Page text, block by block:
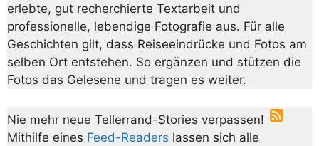
erlebte, gut recherchierte Textarbeit und
professionelle, lebendige Fotografie aus. Für alle
Geschichten gilt, dass Reiseeindrücke und Fotos am
selben Ort entstehen. So ergänzen und stützen die
Fotos das Gelesene und tragen es weiter.
Nie mehr neue Tellerrand-Stories verpassen!
Mithilfe eines Feed-Readers lassen sich alle